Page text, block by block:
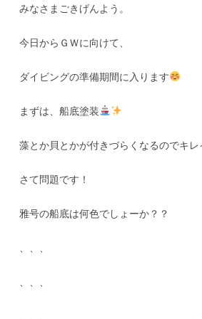
みなさまごきげんよう。
今日からＧＷに向けて、
ダイビングの準備期間に入ります
まずは、船底塗装
藻とか貝とかが付きづらくなるのでキレ
さて問題です！
雅号の船底は何色でしょーか？？